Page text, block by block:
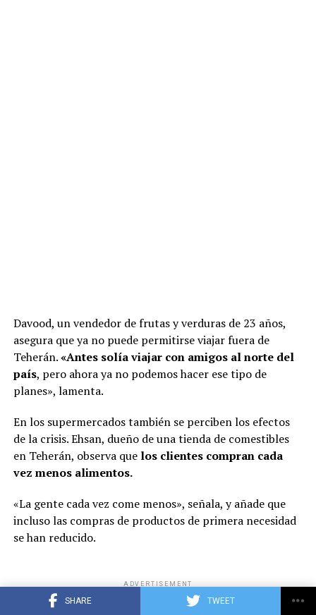
SHARE TWEET
Davood, un vendedor de frutas y verduras de 23 años,
asegura que ya no puede permitirse viajar fuera de
Teherán.«Antes solía viajar con amigos al norte del
país, pero ahora ya no podemos hacer ese tipo de
planes», lamenta.
En los supermercados también se perciben los efectos
de la crisis. Ehsan, dueño de una tienda de comestibles
en Teherán, observa que los clientes compran cada
vez menos alimentos.
«La gente cada vez come menos», señala, y añade que
incluso las compras de productos de primera necesidad
se han reducido.
ADVERTISEMENT